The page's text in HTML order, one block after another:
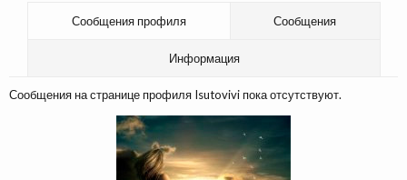
Сообщения профиля Сообщения
Информация
Сообщения на странице профиля Isutovivi пока отсутствуют.